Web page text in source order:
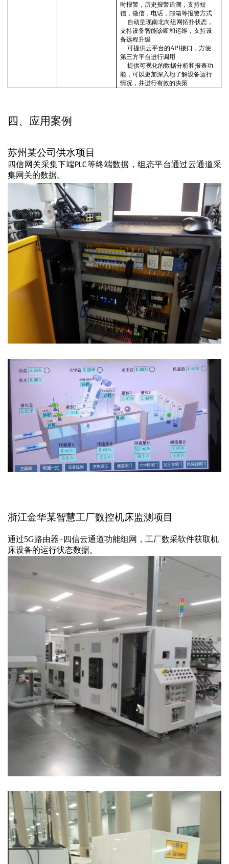
时报警，历史报警追溯，支持短
信，微信，电话，邮箱等报警方式
自动呈现南北向组网拓扑状态，
支持设备智能诊断和运维，支持设
备远程升级
可提供云平台的API接口，方便
第三方平台进行调用
提供可视化的数据分析和报表功
能，可以更加深⼊地了解设备运⾏
情况，并进⾏有效的决策
四、 应用案例
苏州某公司供水项目
四信网关采集下端PLC等终端数据，组态平台通过云通道采
集网关的数据。
浙江金华某智慧工厂数控机床监测项目
通过5G路由器+四信云通道功能组网 ，工厂数采软件获取机
床设备的运行状态数据。